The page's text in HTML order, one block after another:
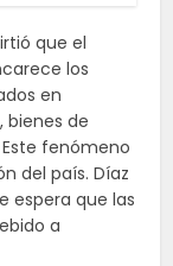
que el
los
en
bienes de
fenómeno
del país. Díaz
espera que las
a